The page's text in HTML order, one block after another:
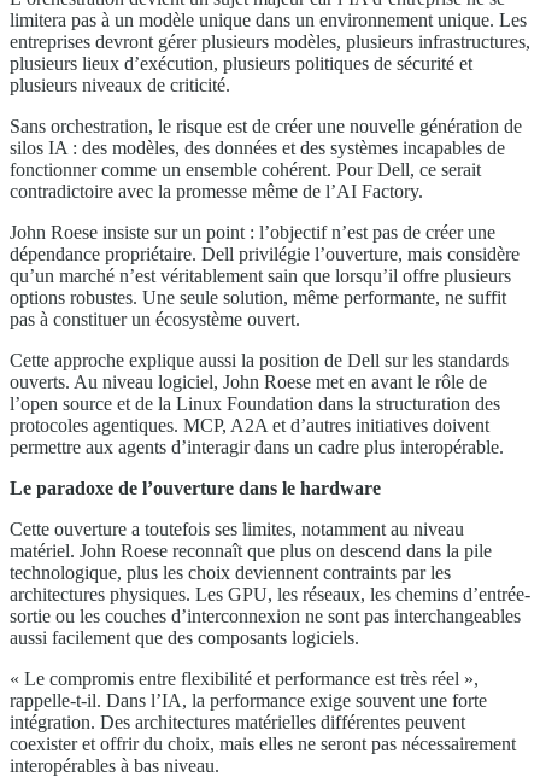
limitera pas à un modèle unique dans un environnement unique. Les
entreprises devront gérer plusieurs modèles, plusieurs infrastructures,
plusieurs lieux d’exécution, plusieurs politiques de sécurité et
plusieurs niveaux de criticité.
Sans orchestration, le risque est de créer une nouvelle génération de
silos IA : des modèles, des données et des systèmes incapables de
fonctionner comme un ensemble cohérent. Pour Dell, ce serait
contradictoire avec la promesse même de l’AI Factory.
John Roese insiste sur un point : l’objectif n’est pas de créer une
dépendance propriétaire. Dell privilégie l’ouverture, mais considère
qu’un marché n’est véritablement sain que lorsqu’il offre plusieurs
options robustes. Une seule solution, même performante, ne suffit
pas à constituer un écosystème ouvert.
Cette approche explique aussi la position de Dell sur les standards
ouverts. Au niveau logiciel, John Roese met en avant le rôle de
l’open source et de la Linux Foundation dans la structuration des
protocoles agentiques. MCP, A2A et d’autres initiatives doivent
permettre aux agents d’interagir dans un cadre plus interopérable.
Le paradoxe de l’ouverture dans le hardware
Cette ouverture a toutefois ses limites, notamment au niveau
matériel. John Roese reconnaît que plus on descend dans la pile
technologique, plus les choix deviennent contraints par les
architectures physiques. Les GPU, les réseaux, les chemins d’entrée-
sortie ou les couches d’interconnexion ne sont pas interchangeables
aussi facilement que des composants logiciels.
« Le compromis entre flexibilité et performance est très réel »,
rappelle-t-il. Dans l’IA, la performance exige souvent une forte
intégration. Des architectures matérielles différentes peuvent
coexister et offrir du choix, mais elles ne seront pas nécessairement
interopérables à bas niveau.